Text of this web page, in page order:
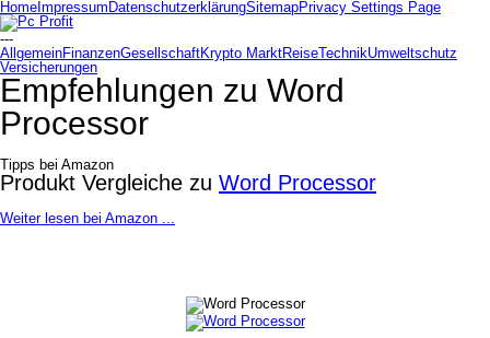
Home Impressum DatenschutzerklärungSitemapPrivacy Settings Page
---
AllgemeinFinanzenGesellschaftKrypto MarktReiseTechnikUmweltschutz
Versicherungen
Empfehlungen zu Word
Processor
Tipps bei Amazon
Produkt Vergleiche zu Word Processor
Weiter lesen bei Amazon ...